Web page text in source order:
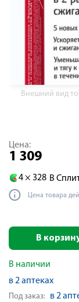
Внешний вид
Цена:
1 309
4 × 328 В
Цена товара
В
В наличии
в 2 аптеках
Под заказ: в 2